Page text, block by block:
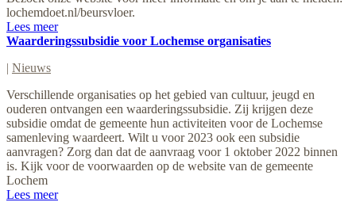
lochemdoet.nl/beursvloer.
Lees meer
Waarderingssubsidie voor Lochemse organisaties
| Nieuws
Verschillende organisaties op het gebied van cultuur, jeugd en
ouderen ontvangen een waarderingssubsidie. Zij krijgen deze
subsidie omdat de gemeente hun activiteiten voor de Lochemse
samenleving waardeert. Wilt u voor 2023 ook een subsidie
aanvragen? Zorg dan dat de aanvraag voor 1 oktober 2022 binnen
is. Kijk voor de voorwaarden op de website van de gemeente
Lochem
Lees meer